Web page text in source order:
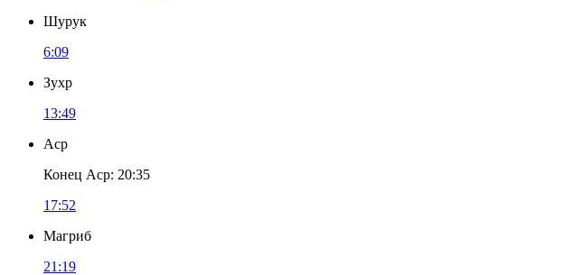
Шурук
6:09
Зухр
13:49
Аср
Конец Аср: 20:35
17:52
Магриб
21:19